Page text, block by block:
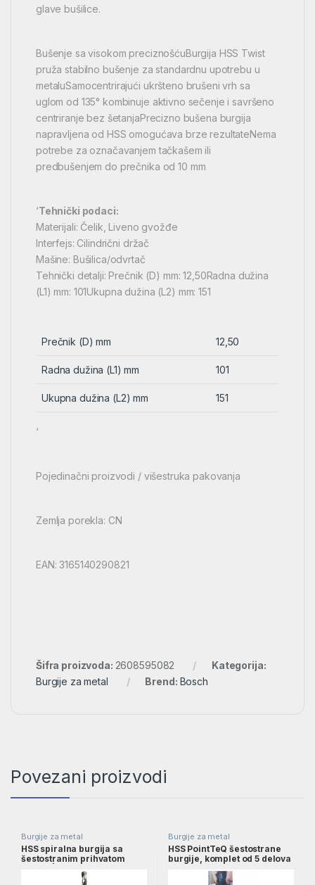
glave bušilice.
Bušenje sa visokom preciznošćuBurgija HSS Twist
pruža stabilno bušenje za standardnu upotrebu u
metaluSamocentrirajući ukršteno brušeni vrh sa
uglom od 135° kombinuje aktivno sečenje i savršeno
centriranje bez šetanjaPrecizno bušena burgija
napravljena od HSS omogućava brze rezultateNema
potrebe za označavanjem tačkašem ili
predbušenjem do prečnika od 10 mm
‘Tehnički podaci:
Materijali: Čelik, Liveno gvožđe
Interfejs: Cilindrični držač
Mašine: Bušilica/odvrtač
Tehnički detalji: Prečnik (D) mm: 12,50Radna dužina
(L1) mm: 101Ukupna dužina (L2) mm: 151
Prečnik (D) mm 12,50
Radna dužina (L1) mm 101
Ukupna dužina (L2) mm 151
‘
Pojedinačni proizvodi / višestruka pakovanja
Zemlja porekla: CN
EAN: 3165140290821
Šifra proizvoda: 2608595082
Kategorija:
Burgije za metal
Brend: Bosch
Povezani proizvodi
Burgije za metal
HSS spiralna burgija sa
šestostranim prihvatom
3,5mm | 2608577051
Burgije za metal
HSS PointTeQ šestostrane
burgije, komplet od 5 delova
na stalku za izlaganje, 2–6
mm | 2607002825